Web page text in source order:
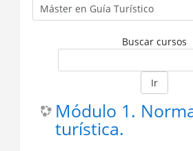
Buscar cursos
Ir
Módulo 1.
turística.